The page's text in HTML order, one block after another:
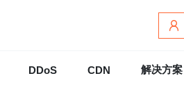
DDoS CDN 解决方案